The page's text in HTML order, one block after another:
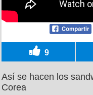
9
Así se hacen los
Corea